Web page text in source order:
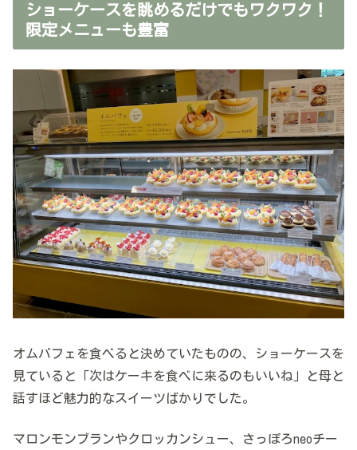
ショーケースを眺めるだけでもワクワク！
限定メニューも豊富
オムパフェを食べると決めていたものの、ショーケースを
見ていると「次はケーキを食べに来るのもいいね」と母と
話すほど魅力的なスイーツばかりでした。
マロンモンブランやクロッカンシュー、さっぽろneoチー